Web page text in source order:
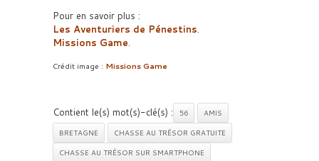
Pour en savoir plus :
Les Aventuriers de Pénestins.
Missions Game.
Crédit image : Missions Game
Contient le(s) mot(s)-clé(s) : 56
AMIS
BRETAGNE
CHASSE AU TRÉSOR GRATUITE
CHASSE AU TRÉSOR SUR SMARTPHONE